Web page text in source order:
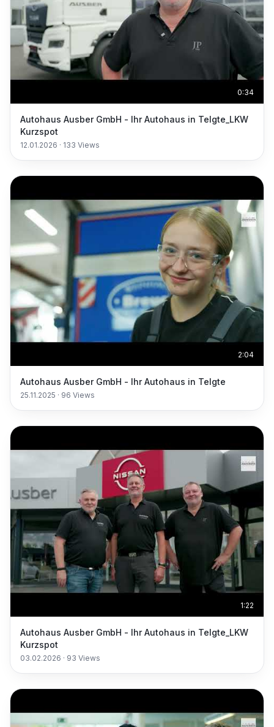
0:34
Autohaus Ausber GmbH - Ihr Autohaus in Telgte_LKW
Kurzspot
12.01.2026 · 133 Views
2:04
Autohaus Ausber GmbH - Ihr Autohaus in Telgte
25.11.2025 · 96 Views
1:22
Autohaus Ausber GmbH - Ihr Autohaus in Telgte_LKW
Kurzspot
03.02.2026 · 93 Views